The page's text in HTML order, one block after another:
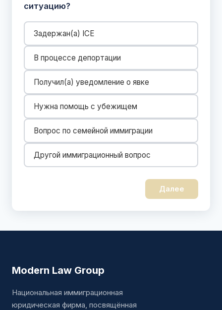
ситуацию?
Задержан(а) ICE
В процессе депортации
Получил(а) уведомление о явке
Нужна помощь с убежищем
Вопрос по семейной иммиграции
Другой иммиграционный вопрос
Далее
Modern Law Group
Национальная иммиграционная
юридическая фирма, посвящённая